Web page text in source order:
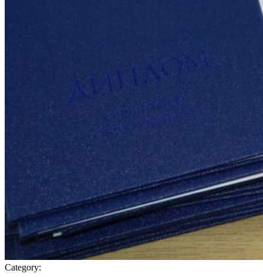
Category: